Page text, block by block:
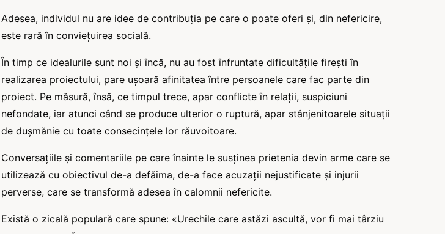
Adesea, individul nu are idee de contribuția pe care o poate oferi și, din nefericire,
este rară în conviețuirea socială.
În timp ce idealurile sunt noi și încă, nu au fost înfruntate dificultățile firești în
realizarea proiectului, pare ușoară afinitatea între persoanele care fac parte din
proiect. Pe măsură, însă, ce timpul trece, apar conflicte în relații, suspiciuni
nefondate, iar atunci când se produce ulterior o ruptură, apar stânjenitoarele situații
de dușmănie cu toate consecințele lor răuvoitoare.
Conversațiile și comentariile pe care înainte le susținea prietenia devin arme care se
utilizează cu obiectivul de-a defăima, de-a face acuzații nejustificate și injurii
perverse, care se transformă adesea în calomnii nefericite.
Există o zicală populară care spune: «Urechile care astăzi ascultă, vor fi mai târziu